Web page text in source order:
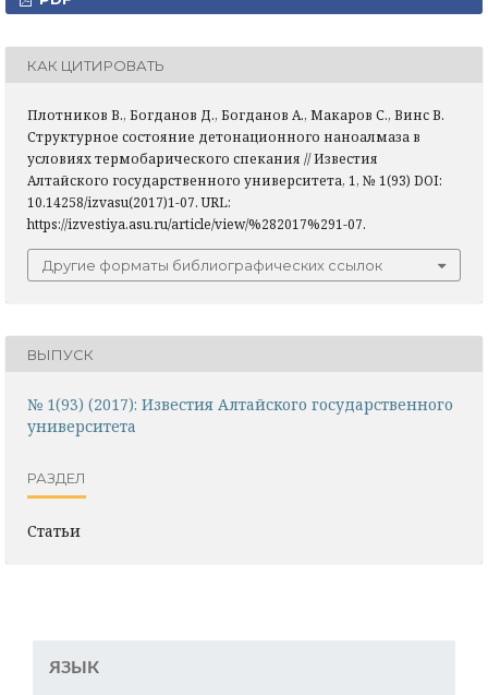
КАК ЦИТИРОВАТЬ
Плотников В., Богданов Д., Богданов А., Макаров С., Винс В.
Структурное состояние детонационного наноалмаза в
условиях термобарического спекания // Известия
Алтайского государственного университета, 1, № 1(93) DOI:
10.14258/izvasu(2017)1-07. URL:
https://izvestiya.asu.ru/article/view/%282017%291-07.
Другие форматы библиографических ссылок
ВЫПУСК
№ 1(93) (2017): Известия Алтайского государственного
университета
РАЗДЕЛ
Статьи
ЯЗЫК